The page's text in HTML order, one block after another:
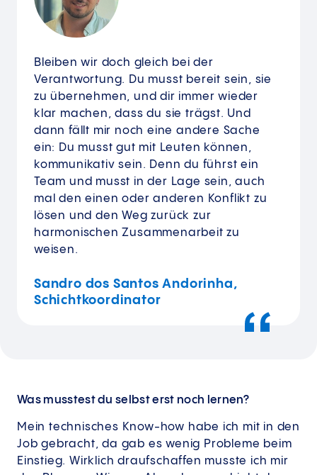
Bleiben wir doch gleich bei der
Verantwortung. Du musst bereit sein, sie
zu übernehmen, und dir immer wieder
klar machen, dass du sie trägst. Und
dann fällt mir noch eine andere Sache
ein: Du musst gut mit Leuten können,
kommunikativ sein. Denn du führst ein
Team und musst in der Lage sein, auch
mal den einen oder anderen Konflikt zu
lösen und den Weg zurück zur
harmonischen Zusammenarbeit zu
weisen.
Sandro dos Santos Andorinha,
Schichtkoordinator
Was musstest du selbst erst noch lernen?
Mein technisches Know-how habe ich mit in den
Job gebracht, da gab es wenig Probleme beim
Einstieg. Wirklich draufschaffen musste ich mir